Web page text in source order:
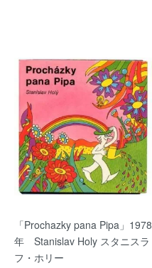
「Prochazky pana Pipa」1978
年 Stanislav Holy スタニスラ
フ・ホリー